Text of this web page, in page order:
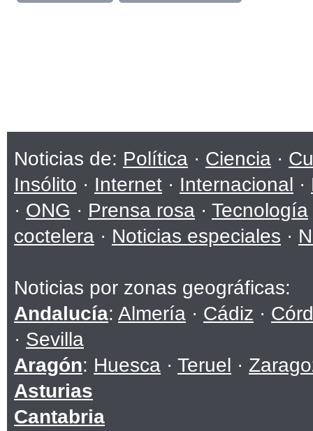
Noticias de: Política · Ciencia ·
Insólito · Internet · Internacional ·
· ONG · Prensa rosa · Tecnología
coctelera · Noticias especiales ·
Noticias por zonas geográficas:
Andalucía: Almería · Cádiz ·
· Sevilla
Aragón: Huesca · Teruel ·
Asturias
Cantabria